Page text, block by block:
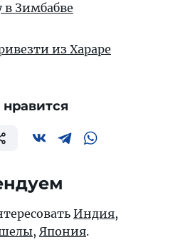
в Зимбабве
из Хараре
Индия,
, Япония.